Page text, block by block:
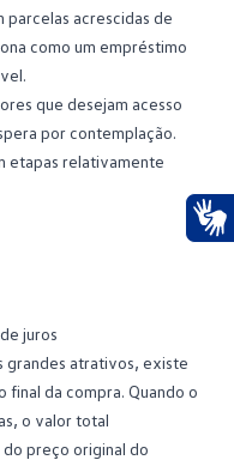
acrescidas de
como um empréstimo
que desejam acesso
por contemplação.
etapas relativamente
juros
grandes atrativos, existe
final da compra. Quando o
o valor total
preço original do